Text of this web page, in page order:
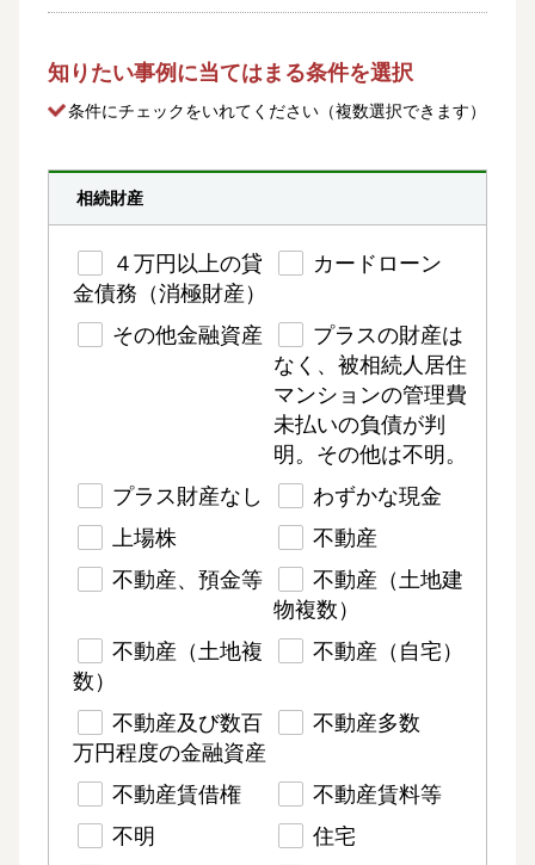
知りたい事例に当てはまる条件を選択
条件にチェックをいれてください（複数選択できます）
相続財産
４万円以上の貸
金債務（消極財産）
カードローン
その他金融資産
プラスの財産は
なく、被相続人居住
マンションの管理費
未払いの負債が判
明。その他は不明。
プラス財産なし
わずかな現金
上場株
不動産
不動産、預金等
不動産（土地建
物複数）
不動産（土地複
数）
不動産（自宅）
不動産及び数百
万円程度の金融資産
不動産多数
不動産賃借権
不動産賃料等
不明
住宅